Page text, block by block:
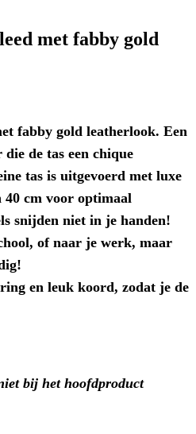
met fabby gold
fabby gold leatherlook. Een
de tas een chique
tas is uitgevoerd met luxe
40 cm voor optimaal
snijden niet in je handen!
of naar je werk, maar
en leuk koord, zodat je de
bij het hoofdproduct